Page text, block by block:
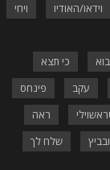
וידאו/האודיו
ויחי
כי תצא
עקב
פינחס
ראה
שלח לך